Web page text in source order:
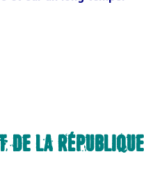
DE LA